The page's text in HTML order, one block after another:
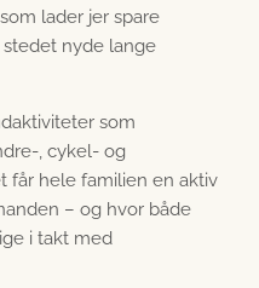
lader jer spare
nyde lange
som
, cykel- og
får hele familien en aktiv
– og hvor både
i takt med